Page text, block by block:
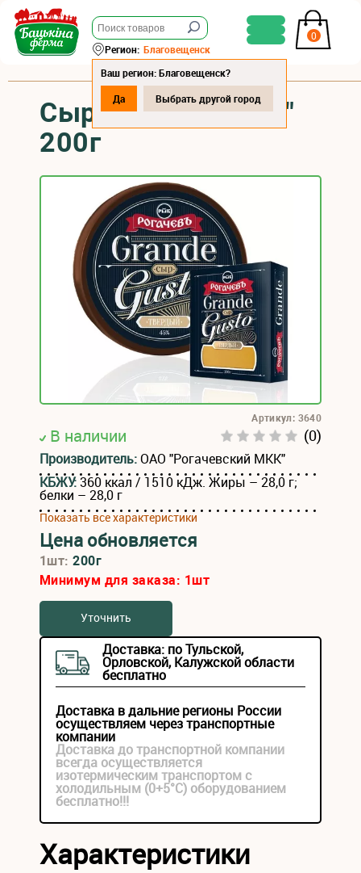
0
Регион: Благовещенск
Ваш регион: Благовещенск?
Да
Выбрать другой город
Сыр "Grande Gusto"
200г
В наличии (0)
Артикул: 3640
Производитель:ОАО "Рогачевский МКК"
КБЖУ:360 ккал / 1510 кДж. Жиры – 28,0 г;
белки – 28,0 г
Показать все характеристики
Цена обновляется
1шт:200г
Минимум для заказа: 1шт
Уточнить
Доставка: по Тульской,
Орловской, Калужской области
бесплатно
Доставка в дальние регионы России
осуществляем через транспортные
компании
Доставка до транспортной компании
всегда осуществляется
изотермическим транспортом с
холодильным (0+5°С) оборудованием
бесплатно!!!
Характеристики